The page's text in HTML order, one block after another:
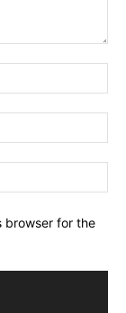
browser for the